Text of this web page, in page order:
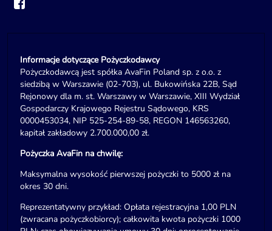
Informacje dotyczące Pożyczkodawcy
Pożyczkodawcą jest spółka AvaFin Poland sp. z o.o. z
siedzibą w Warszawie (02-703), ul. Bukowińska 22B, Sąd
Rejonowy dla m. st. Warszawy w Warszawie, XIII Wydział
Gospodarczy Krajowego Rejestru Sądowego, KRS
0000453034, NIP 525-254-89-58, REGON 146563260,
kapitał zakładowy 2.700.000,00 zł.
Pożyczka AvaFin na chwilę:
Maksymalna wysokość pierwszej pożyczki to 5000 zł na
okres 30 dni.
Reprezentatywny przykład: Opłata rejestracyjna 1,00 PLN
(zwracana pożyczkobiorcy); całkowita kwota pożyczki 1000